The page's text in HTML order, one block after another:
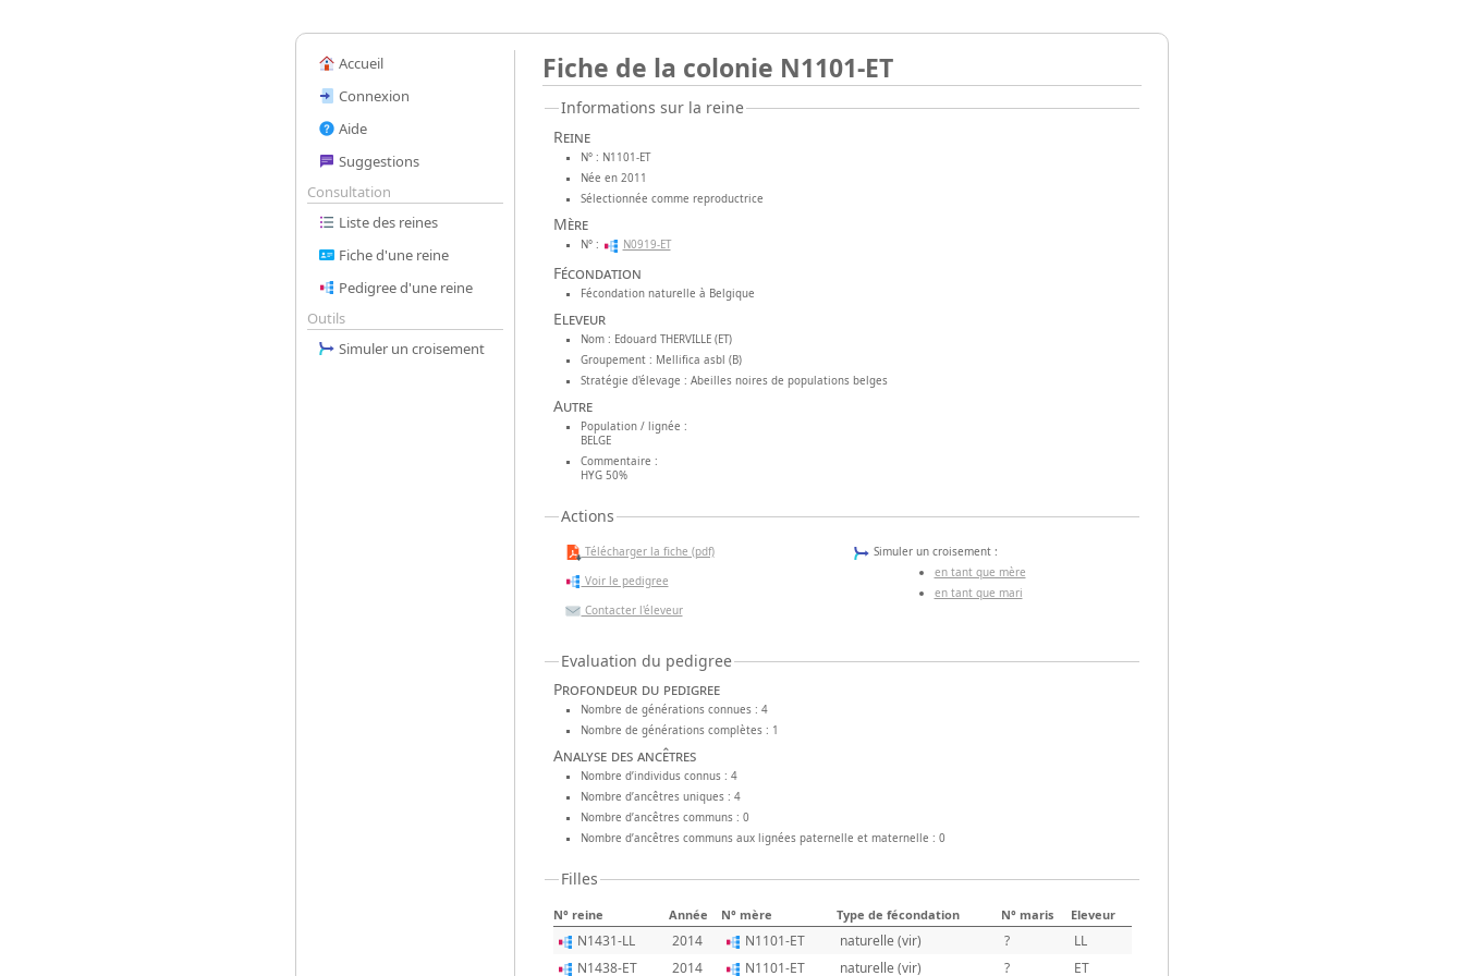
Accueil
Connexion
Aide
Suggestions
Consultation
Liste des reines
Fiche d'une reine
Pedigree d'une reine
Outils
Simuler un croisement
Fiche de la colonie N1101-ET
Informations sur la reine
Reine
N° : N1101-ET
Née en 2011
Sélectionnée comme reproductrice
Mère
N° : N0919-ET
Fécondation
Fécondation naturelle à Belgique
Eleveur
Nom : Edouard THERVILLE (ET)
Groupement : Mellifica asbl (B)
Stratégie d'élevage : Abeilles noires de populations belges
Autre
Population / lignée :
BELGE
Commentaire :
HYG 50%
Actions
Télécharger la fiche (pdf)
Voir le pedigree
Contacter l'éleveur
Simuler un croisement :
en tant que mère
en tant que mari
Evaluation du pedigree
Profondeur du pedigree
Nombre de générations connues : 4
Nombre de générations complètes : 1
Analyse des ancêtres
Nombre d’individus connus : 4
Nombre d’ancêtres uniques : 4
Nombre d’ancêtres communs : 0
Nombre d’ancêtres communs aux lignées paternelle et maternelle : 0
Filles
N° reine Année N° mère Type de fécondation N° maris Eleveur
N1431-LL 2014 N1101-ET naturelle (vir) ?
LL
N1438-ET
2014 N1101-ET naturelle (vir) ? ET